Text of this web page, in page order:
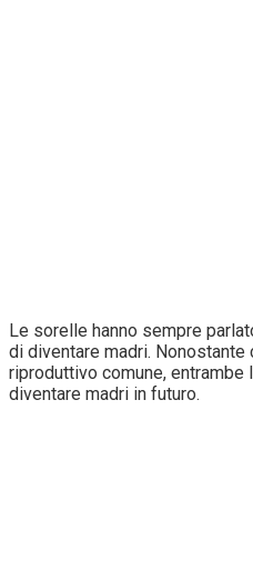
Le sorelle hanno sempre
di diventare madri. Nonostante
riproduttivo comune,
diventare madri in futuro.